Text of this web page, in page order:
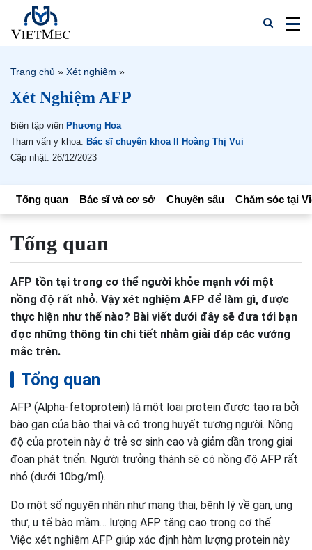
Trang chủ » Xét nghiệm »
Xét Nghiệm AFP
Biên tập viên Phương Hoa
Tham vấn y khoa: Bác sĩ chuyên khoa II Hoàng Thị Vui
Cập nhật: 26/12/2023
Tổng quan Bác sĩ và cơ sở Chuyên sâu Chăm sóc tại
Tổng quan
AFP tồn tại trong cơ thể người khỏe mạnh với một
nồng độ rất nhỏ. Vậy xét nghiệm AFP để làm gì, được
thực hiện như thế nào? Bài viết dưới đây sẽ đưa tới bạn
đọc những thông tin chi tiết nhằm giải đáp các vướng
mắc trên.
Tổng quan
AFP (Alpha-fetoprotein) là một loại protein được tạo ra bởi
bào gan của bào thai và có trong huyết tương người. Nồng
độ của protein này ở trẻ sơ sinh cao và giảm dần trong giai
đoạn phát triển. Người trưởng thành sẽ có nồng độ AFP rất
nhỏ (dưới 10bg/ml).
Do một số nguyên nhân như mang thai, bệnh lý về gan, ung
thư, u tế bào mầm… lượng AFP tăng cao trong cơ thể.
Việc xét nghiệm AFP giúp xác định hàm lượng protein này